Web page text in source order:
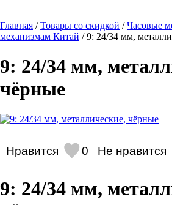
Главная /Товары со скидкой /Часовые
механизмам Китай / 9: 24/34 мм,
9: 24/34 мм,
чёрные
Нравится 0 Не нравится
9: 24/34 мм,